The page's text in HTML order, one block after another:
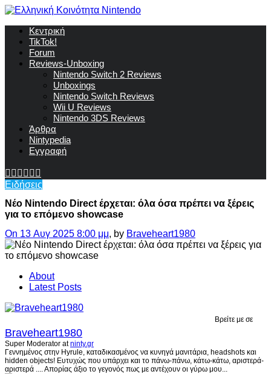
Κεντρική
TikTok!
Forum
Reviews-Unboxing
Nintendo Switch 2 Reviews
Unboxings
Nintendo Switch Reviews
Wii U Reviews
Nintendo 3DS Reviews
Άρθρα
Nintypedia
Εγγραφή
Ειδήσεις
Νέο Nintendo Direct έρχεται: όλα όσα πρέπει να ξέρεις
για το επόμενο showcase
On 13 Αυγ 2025 8:00 μμ, by Braveheart1980
About
Latest Posts
Βρείτε με σε
Braveheart1980
Super Moderator atninty.gr
Γεννημένος στην Hyrule, καταδικασμένος να κυνηγά μανιτάρια, headshots και
hidden objects! Ευτυχώς που υπάρχει και το πάνω-πάνω, κάτω-κάτω, αριστερά-
αριστερά .... Απορίας άξιο το γεγονός πως με αντέχουν οι γύρω μου...